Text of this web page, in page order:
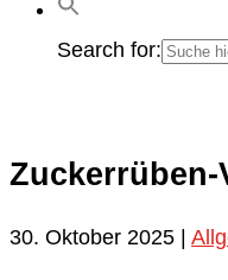
Search for:
30. Oktober 2025 |